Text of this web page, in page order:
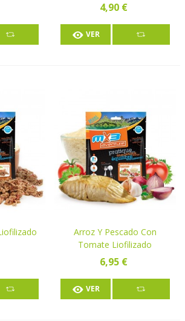
4,90 €
VER
Arroz Y Pescado Con
Tomate Liofilizado
6,95 €
VER